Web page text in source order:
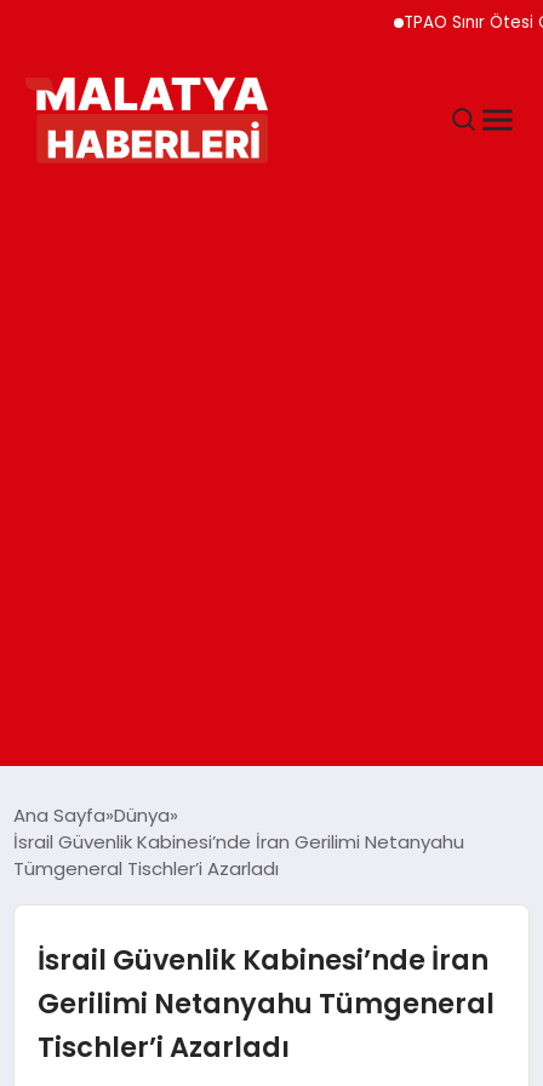
TPAO Sınır Ötesi
GÜNDEM
DÜNYA
EĞITIM
Ana Sayfa Dünya
İsrail Güvenlik Kabinesi’nde İran Gerilimi Netanyahu
Tümgeneral Tischler’i Azarladı
İsrail Güvenlik Kabinesi’nde İran
Gerilimi Netanyahu Tümgeneral
Tischler’i Azarladı